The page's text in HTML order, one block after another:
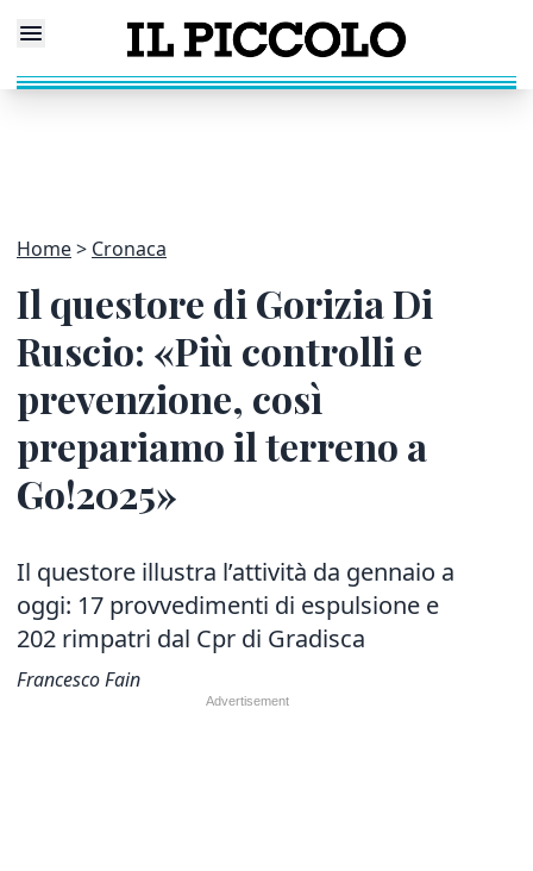
Home Cronaca
Il questore di Gorizia Di
Ruscio: «Più controlli e
prevenzione, così
prepariamo il terreno a
Go!2025»
Il questore illustra l’attività da gennaio a
oggi: 17 provvedimenti di espulsione e
202 rimpatri dal Cpr di Gradisca
Francesco Fain